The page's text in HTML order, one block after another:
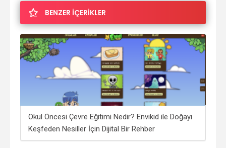
BENZER İÇERİKLER
Okul Öncesi Çevre Eğitimi Nedir? Envikid ile Doğayı
Keşfeden Nesiller İçin Dijital Bir Rehber